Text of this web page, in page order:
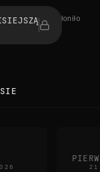
0 osób odsłoniło
21